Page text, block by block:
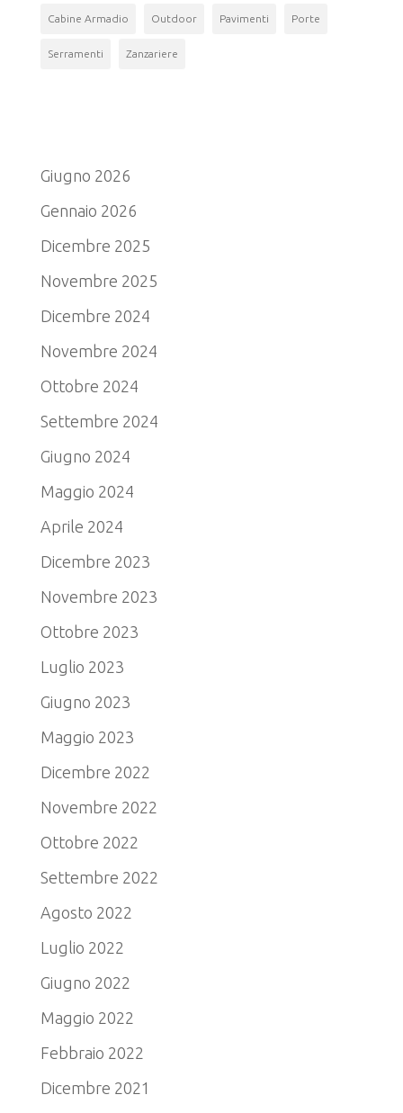
Cabine Armadio Outdoor Pavimenti Porte
Serramenti Zanzariere
Giugno 2026
Gennaio 2026
Dicembre 2025
Novembre 2025
Dicembre 2024
Novembre 2024
Ottobre 2024
Settembre 2024
Giugno 2024
Maggio 2024
Aprile 2024
Dicembre 2023
Novembre 2023
Ottobre 2023
Luglio 2023
Giugno 2023
Maggio 2023
Dicembre 2022
Novembre 2022
Ottobre 2022
Settembre 2022
Agosto 2022
Luglio 2022
Giugno 2022
Maggio 2022
Febbraio 2022
Dicembre 2021